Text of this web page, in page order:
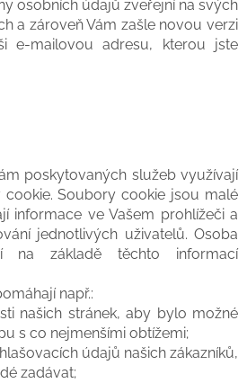
osobních údajů zveřejní na svých
a zároveň Vám zašle novou verzi
e-mailovou adresu, kterou jste
poskytovaných služeb využívají
cookie. Soubory cookie jsou malé
informace ve Vašem prohlížeči a
jednotlivých uživatelů. Osoba
na základě těchto informací
např.:
našich stránek, aby bylo možné
s co nejmenšími obtížemi;
údajů našich zákazníků,
zadávat;